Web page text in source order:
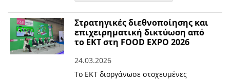
Στρατηγικές διεθνοποίησης και
επιχειρηματική δικτύωση από
το ΕΚΤ στη FOOD EXPO 2026
24.03.2026
Το ΕΚΤ διοργάνωσε στοχευμένες